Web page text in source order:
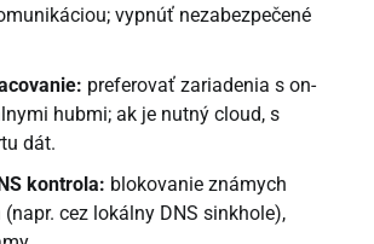
vypnúť nezabezpečené
preferovať zariadenia s on-
hubmi; ak je nutný cloud, s
dát.
kontrola: blokovanie známych
cez lokálny DNS sinkhole),